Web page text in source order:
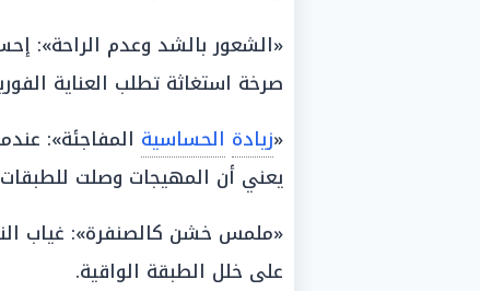
«الشعور بالشد وعدم
صرخة استغاثة تطلب العناية
«زيادة الحساسية المفاجئة»:
يعني أن المهيجات وصلت
«ملمس خشن كالصنفرة»: غياب
على خلل الطبقة الواقية.